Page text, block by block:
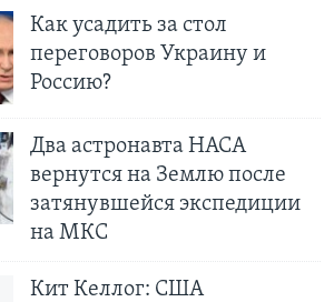
Как усадить за стол
переговоров Украину и
Россию?
Два астронавта НАСА
вернутся на Землю после
затянувшейся экспедиции
на МКС
Кит Келлог: США